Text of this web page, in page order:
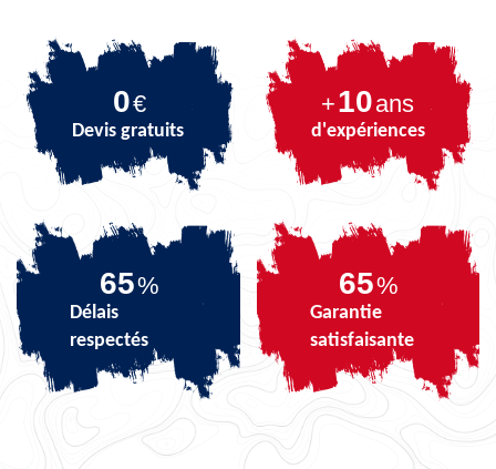
0€
Devis gratuits
+10ans
d'expériences
81%
Délais
respectés
81%
Garantie
satisfaisante